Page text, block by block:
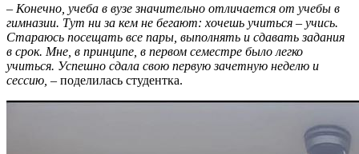
– Конечно, учеба в вузе значительно отличается от учебы в
гимназии. Тут ни за кем не бегают: хочешь учиться – учись.
Стараюсь посещать все пары, выполнять и сдавать задания
в срок. Мне, в принципе, в первом семестре было легко
учиться. Успешно сдала свою первую зачетную неделю и
сессию, – поделилась студентка.